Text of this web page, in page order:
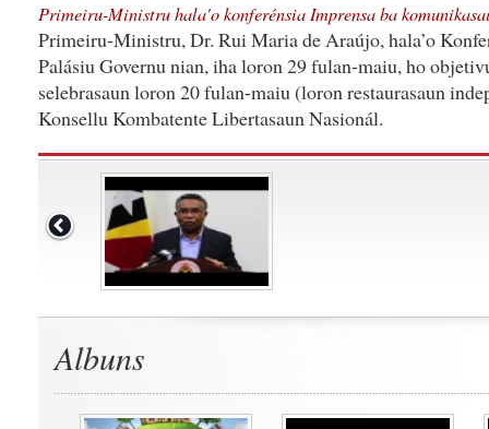
Primeiru-Ministru hala'o konferénsia Imprensa ba
Primeiru-Ministru, Dr. Rui Maria de Araújo, hala’o
Palásiu Governu nian, iha loron 29 fulan-maiu, ho
selebrasaun loron 20 fulan-maiu (loron restaurasaun
Konsellu Kombatente Libertasaun Nasionál.
Albuns